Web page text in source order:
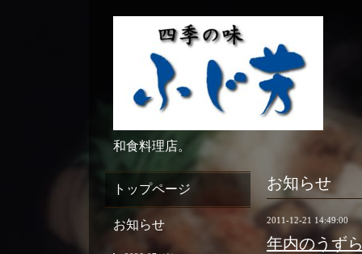
和食料理店。
お知らせ
2011-12-21 14:49:00
年内のうず
トップページ
お知らせ